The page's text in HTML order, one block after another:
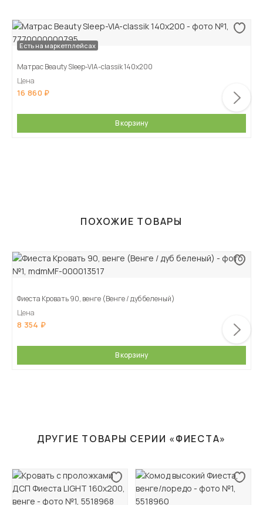
Есть на маркетплейсах
Матрас Beauty Sleep-VIA-classik 140х200
Цена
16 860
В корзину
ПОХОЖИЕ ТОВАРЫ
Фиеста Кровать 90, венге (Венге / дуб беленый)
Цена
8 354
В корзину
ДРУГИЕ ТОВАРЫ СЕРИИ «ФИЕСТА»